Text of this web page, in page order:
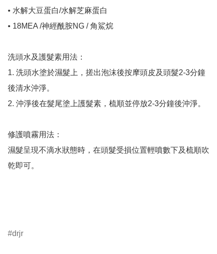
• 水解大豆蛋白/水解芝麻蛋白
• 18MEA /神經酰胺NG / 角鯊烷
洗頭水及護髮素用法：
1. 洗頭水塗於濕髮上，搓出泡沫後按摩頭皮及頭髮2-3分鐘
後清水沖淨。
2. 沖淨後在髮尾塗上護髮素，梳順並停放2-3分鐘後沖淨。
修護噴霧用法：
濕髮呈現不滴水狀態時，在頭髮受損位置輕噴數下及梳順吹
乾即可。
drjr